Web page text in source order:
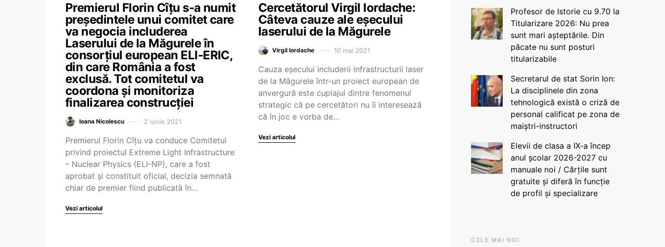
Premierul Florin Cîțu s-a numit
președintele unui comitet care
va negocia includerea
Laserului de la Măgurele în
consorțiul european ELI-ERIC,
din care România a fost
exclusă. Tot comitetul va
coordona și monitoriza
finalizarea construcției
Ioana Nicolescu 2 iunie 2021
Premierul Florin Cîțu va conduce Comitetul
privind proiectul Extreme Light Infrastructure
– Nuclear Physics (ELI-NP), care a fost
aprobat și constituit oficial, decizia semnată
chiar de premier fiind publicată în…
Vezi articolul
Cercetătorul Virgil Iordache:
Câteva cauze ale eşecului
laserului de la Măgurele
Virgil Iordache 10 mai 2021
Cauza eşecului includerii infrastructurii laser
de la Măgurele într-un proiect european de
anvergură este cuplajul dintre fenomenul
strategic că pe cercetători nu îi interesează
că în joc e vorba de…
Vezi articolul
Profesor de Istorie cu 9.70 la
Titularizare 2026: Nu prea
sunt mari așteptările. Din
păcate nu sunt posturi
titularizabile
Secretarul de stat Sorin Ion:
La disciplinele din zona
tehnologică există o criză de
personal calificat pe zona de
maiștri-instructori
Elevii de clasa a IX-a încep
anul școlar 2026-2027 cu
manuale noi / Cărțile sunt
gratuite și diferă în funcție
de profil și specializare
CELE MAI NOI